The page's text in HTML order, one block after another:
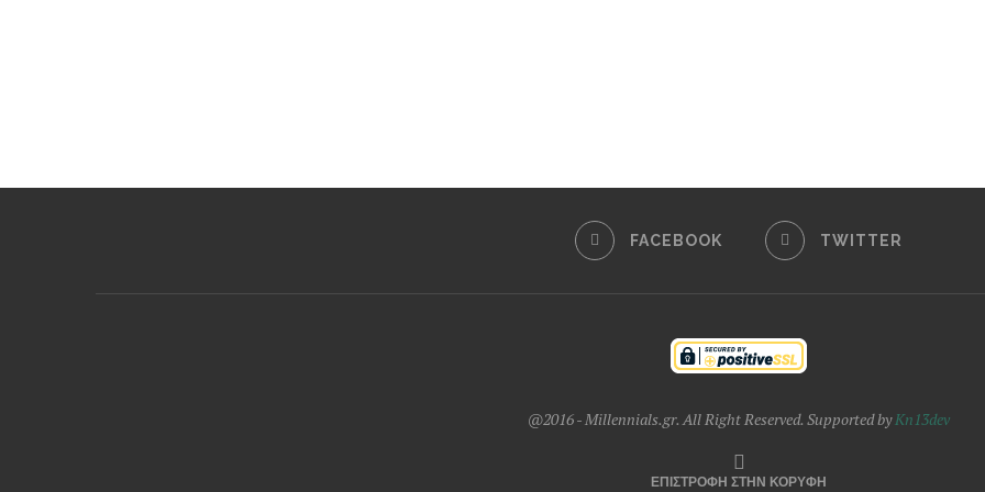
FACEBOOK TWITTER
@2016 - Millennials.gr. All Right Reserved. Supported byKn13dev
ΕΠΙΣΤΡΟΦΗ ΣΤΗΝ ΚΟΡΥΦΗ